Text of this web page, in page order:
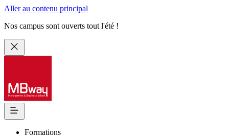
Aller au contenu principal
Nos campus sont ouverts tout l'été !
Formations